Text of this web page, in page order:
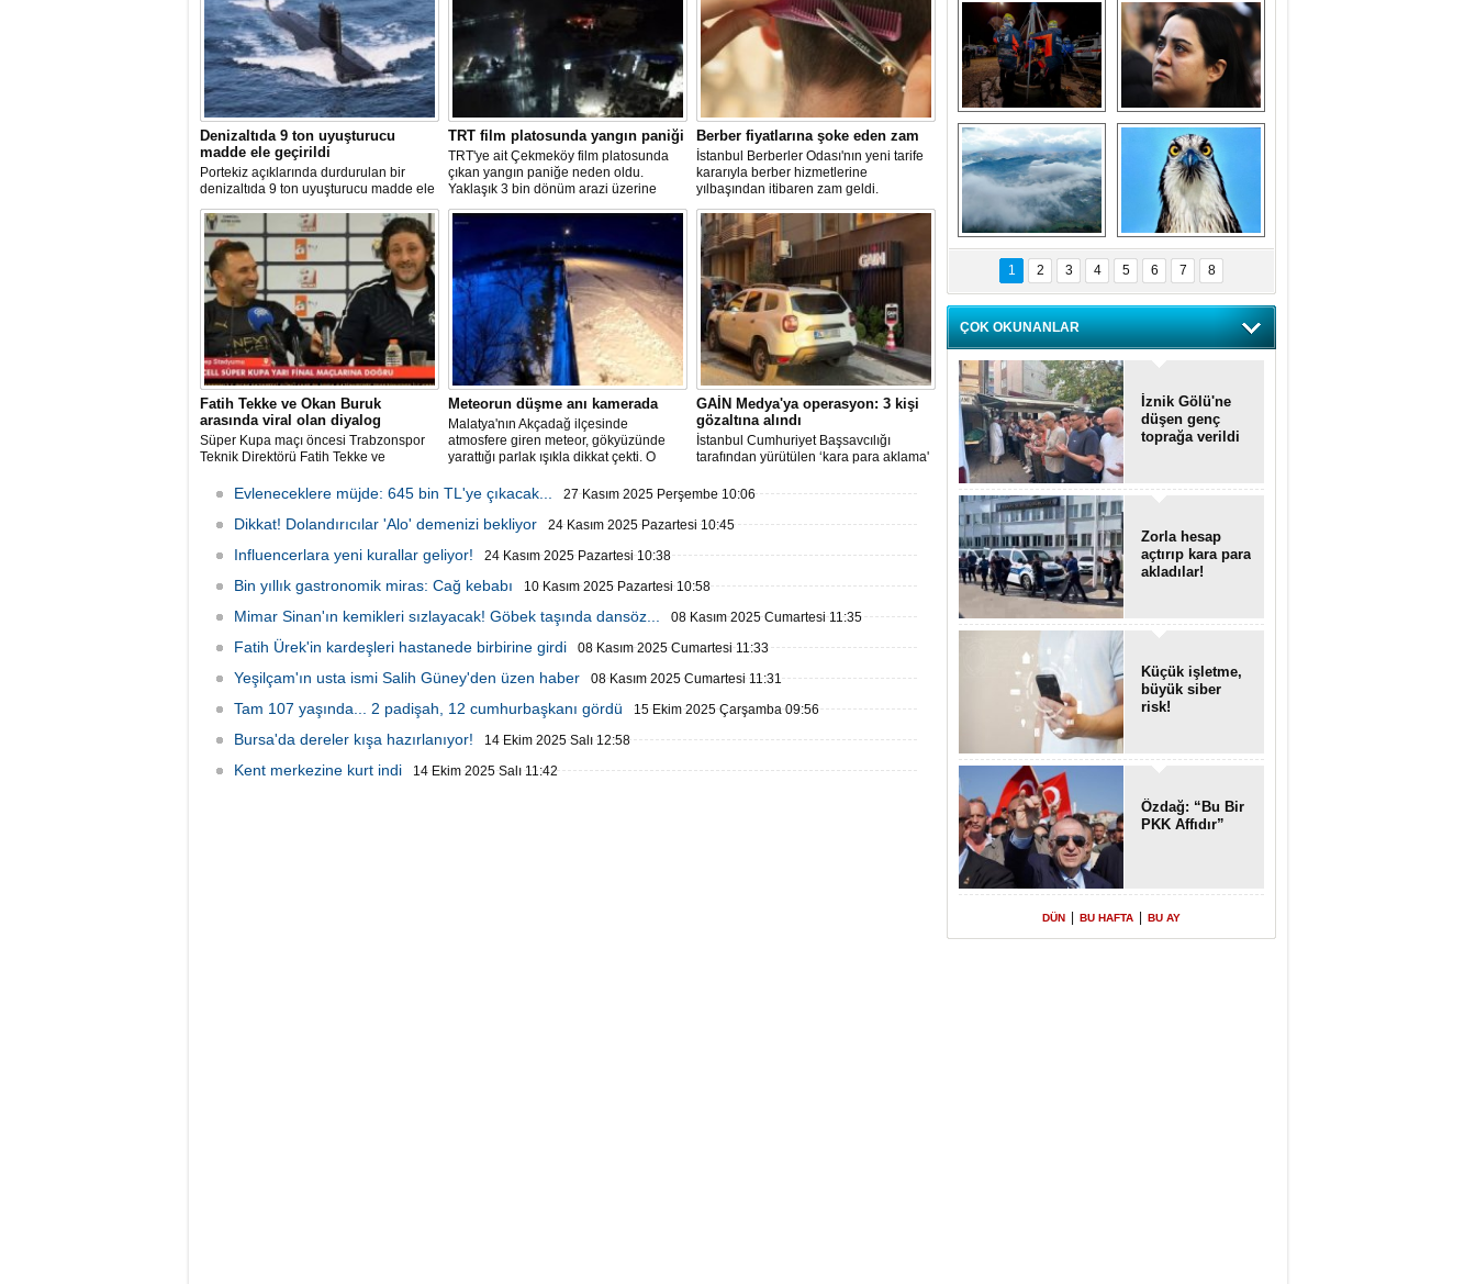
Denizaltıda 9 ton uyuşturucu
madde ele geçirildi
Portekiz açıklarında durdurulan bir
denizaltıda 9 ton uyuşturucu madde ele
geçirilirken, ülke tarihinin en büyük
uyuşturucu operasyonlarından biri
olarak kayda geçen baskında 4 kişi
gözaltına alındı.
TRT film platosunda yangın paniği
TRT'ye ait Çekmeköy film platosunda
çıkan yangın paniğe neden oldu.
Yaklaşık 3 bin dönüm arazi üzerine
kurulu platoda henüz belirlenemeyen
bir nedenle çıkan yangın sonrası
bölgeye çok sayıda itfaiye ekibi sevk
edildi.
Berber fiyatlarına şoke eden zam
İstanbul Berberler Odası'nın yeni tarife
kararıyla berber hizmetlerine
yılbaşından itibaren zam geldi.
Fatih Tekke ve Okan Buruk
arasında viral olan diyalog
Süper Kupa maçı öncesi Trabzonspor
Teknik Direktörü Fatih Tekke ve
Buruk arasında kilo üzerinden geçen
esprili sohbet sosyal medyada gündem
oldu.
Meteorun düşme anı kamerada
Malatya'nın Akçadağ ilçesinde
atmosfere giren meteor, gökyüzünde
yarattığı parlak ışıkla dikkat çekti. O
GAİN Medya'ya operasyon: 3 kişi
gözaltına alındı
İstanbul Cumhuriyet Başsavcılığı
tarafından yürütülen ‘kara para aklama'
Medya'ya operasyon düzenlendi.
Evleneceklere müjde: 645 bin TL'ye çıkacak... 27 Kasım 2025 Perşembe 10:06
Dikkat! Dolandırıcılar 'Alo' demenizi bekliyor 24 Kasım 2025 Pazartesi 10:45
Influencerlara yeni kurallar geliyor! 24 Kasım 2025 Pazartesi 10:38
Bin yıllık gastronomik miras: Cağ kebabı 10 Kasım 2025 Pazartesi 10:58
Mimar Sinan'ın kemikleri sızlayacak! Göbek taşında dansöz... 08 Kasım 2025 Cumartesi 11:35
Fatih Ürek'in kardeşleri hastanede birbirine girdi 08 Kasım 2025 Cumartesi 11:33
Yeşilçam'ın usta ismi Salih Güney'den üzen haber 08 Kasım 2025 Cumartesi 11:31
Tam 107 yaşında... 2 padişah, 12 cumhurbaşkanı gördü 15 Ekim 2025 Çarşamba 09:56
Bursa'da dereler kışa hazırlanıyor! 14 Ekim 2025 Salı 12:58
Kent merkezine kurt indi 14 Ekim 2025 Salı 11:42
Bursa'da deprem
tatbikatı gerçeğini
aratmadı
Özlem ve minnetle
anıyoruz
Bursa'dan
büyüleyen
fotoğraflar
Balık Kartalı
Bursa’da
görüntülendi
1 2 3 4 5 6 7 8
ÇOK OKUNANLAR
İznik Gölü'ne
düşen genç
toprağa verildi
Zorla hesap
açtırıp kara para
akladılar!
Küçük işletme,
büyük siber
risk!
Özdağ: “Bu Bir
PKK Affıdır”
DÜN BU HAFTA BU AY